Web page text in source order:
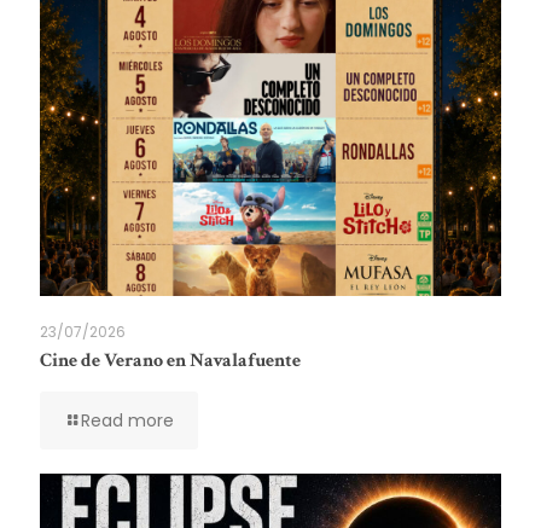
23/07/2026
Cine de Verano en Navalafuente
Read more